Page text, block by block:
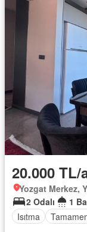
20.000 TL/
Yozgat Merkez,
2 Odalı
1
Isıtma